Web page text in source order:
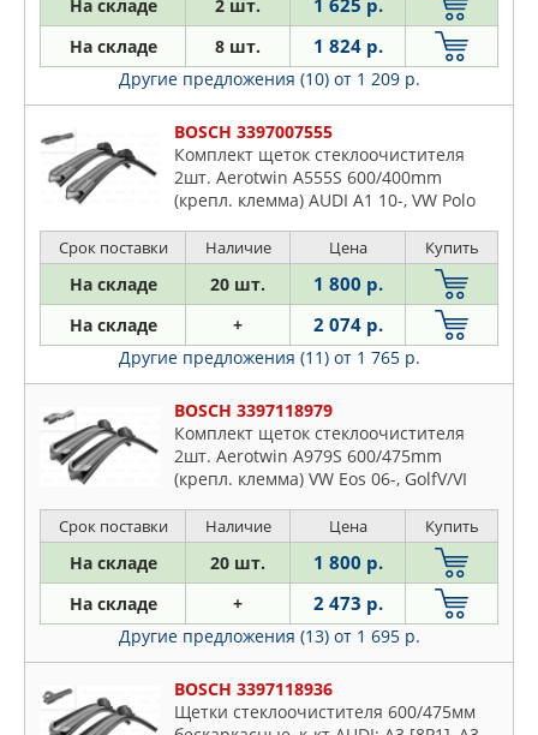
На складе 2 шт. 1 625 р.
На складе 8 шт. 1 824 р.
Другие предложения (10) от 1 209 р.
BOSCH 3397007555
Комплект щеток стеклоочистителя
2шт. Aerotwin A555S 600/400mm
(крепл. клемма) AUDI A1 10-, VW Polo
Срок поставки Наличие Цена Купить
На складе 20 шт. 1 800 р.
На складе + 2 074 р.
Другие предложения (11) от 1 765 р.
BOSCH 3397118979
Комплект щеток стеклоочистителя
2шт. Aerotwin A979S 600/475mm
(крепл. клемма) VW Eos 06-, GolfV/VI
05-,10-,Scirocco 08-, SKODA Yeti 09-
Срок поставки Наличие Цена Купить
На складе 20 шт. 1 800 р.
На складе + 2 473 р.
Другие предложения (13) от 1 695 р.
BOSCH 3397118936
Щетки стеклоочистителя 600/475мм